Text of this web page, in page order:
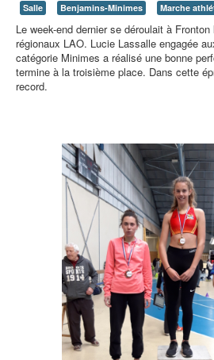
Salle Benjamins-Minimes Marche
Le week-end dernier se déroulait à
régionaux LAO. Lucie Lassalle engagée
catégorie Minimes a réalisé une bonne
termine à la troisième place. Dans cette
record.